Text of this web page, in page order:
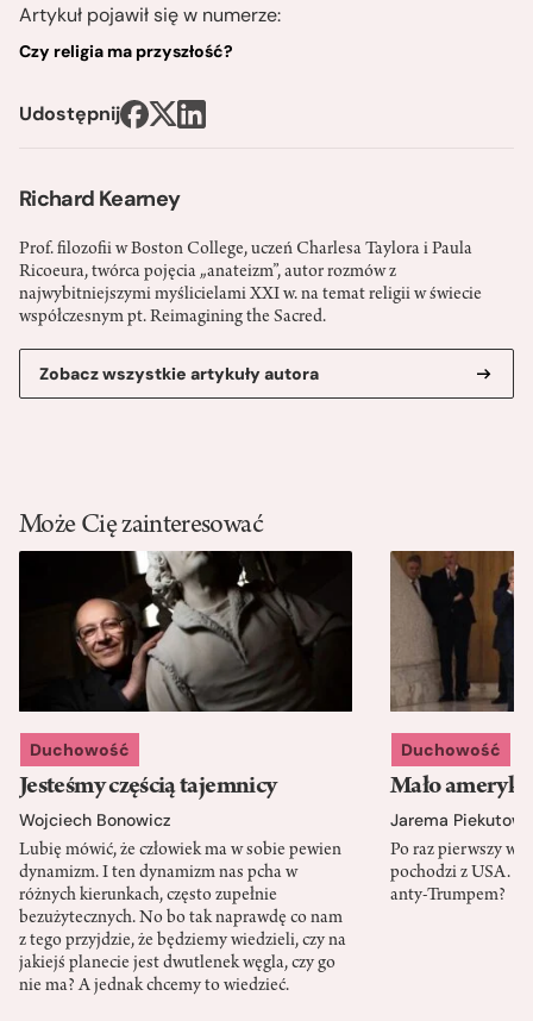
Richard Kearney
Prof. filozofii w Boston College, uczeń Charlesa Taylora i Paula
Ricoeura, twórca pojęcia „anateizm”, autor rozmów z
najwybitniejszymi myślicielami XXI w. na temat religii w świecie
współczesnym pt. Reimagining the Sacred.
Zobacz wszystkie artykuły autora
Artykuł pojawił się w numerze:
Czy religia ma przyszłość?
Udostępnij
Może Cię zainteresować
Duchowość
Jesteśmy częścią tajemnicy
Wojciech Bonowicz
Lubię mówić, że człowiek ma w sobie pewien
dynamizm. I ten dynamizm nas pcha w
różnych kierunkach, często zupełnie
bezużytecznych. No bo tak naprawdę co nam
z tego przyjdzie, że będziemy wiedzieli, czy na
jakiejś planecie jest dwutlenek węgla, czy go
nie ma? A jednak chcemy to wiedzieć.
Duchowość
Mało
Jarema
Po raz pierwszy w
pochodzi z USA.
anty-Trumpem?